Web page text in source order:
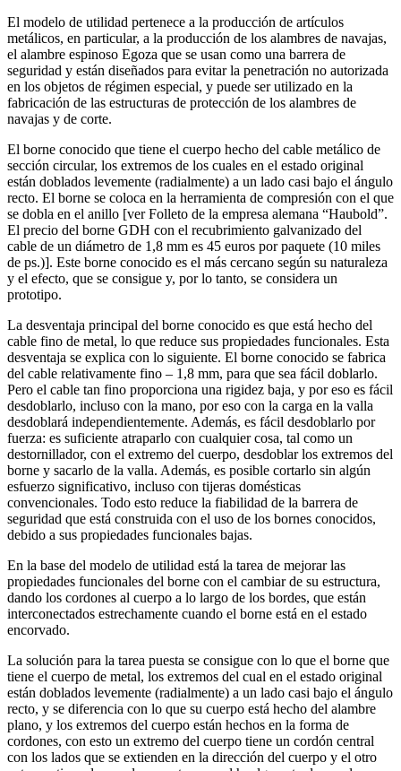
El modelo de utilidad pertenece a la producción de artículos
metálicos, en particular, a la producción de los alambres de navajas,
el alambre espinoso Egoza que se usan como una barrera de
seguridad y están diseñados para evitar la penetración no autorizada
en los objetos de régimen especial, y puede ser utilizado en la
fabricación de las estructuras de protección de los alambres de
navajas y de corte.
El borne conocido que tiene el cuerpo hecho del cable metálico de
sección circular, los extremos de los cuales en el estado original
están doblados levemente (radialmente) a un lado casi bajo el ángulo
recto. El borne se coloca en la herramienta de compresión con el que
se dobla en el anillo [ver Folleto de la empresa alemana “Haubold”.
El precio del borne GDH con el recubrimiento galvanizado del
cable de un diámetro de 1,8 mm es 45 euros por paquete (10 miles
de ps.)]. Este borne conocido es el más cercano según su naturaleza
y el efecto, que se consigue y, por lo tanto, se considera un
prototipo.
La desventaja principal del borne conocido es que está hecho del
cable fino de metal, lo que reduce sus propiedades funcionales. Esta
desventaja se explica con lo siguiente. El borne conocido se fabrica
del cable relativamente fino – 1,8 mm, para que sea fácil doblarlo.
Pero el cable tan fino proporciona una rigidez baja, y por eso es fácil
desdoblarlo, incluso con la mano, por eso con la carga en la valla
desdoblará independientemente. Además, es fácil desdoblarlo por
fuerza: es suficiente atraparlo con cualquier cosa, tal como un
destornillador, con el extremo del cuerpo, desdoblar los extremos del
borne y sacarlo de la valla. Además, es posible cortarlo sin algún
esfuerzo significativo, incluso con tijeras domésticas
convencionales. Todo esto reduce la fiabilidad de la barrera de
seguridad que está construida con el uso de los bornes conocidos,
debido a sus propiedades funcionales bajas.
En la base del modelo de utilidad está la tarea de mejorar las
propiedades funcionales del borne con el cambiar de su estructura,
dando los cordones al cuerpo a lo largo de los bordes, que están
interconectados estrechamente cuando el borne está en el estado
encorvado.
La solución para la tarea puesta se consigue con lo que el borne que
tiene el cuerpo de metal, los extremos del cual en el estado original
están doblados levemente (radialmente) a un lado casi bajo el ángulo
recto, y se diferencia con lo que su cuerpo está hecho del alambre
plano, y los extremos del cuerpo están hechos en la forma de
cordones, con esto un extremo del cuerpo tiene un cordón central
con los lados que se extienden en la dirección del cuerpo y el otro